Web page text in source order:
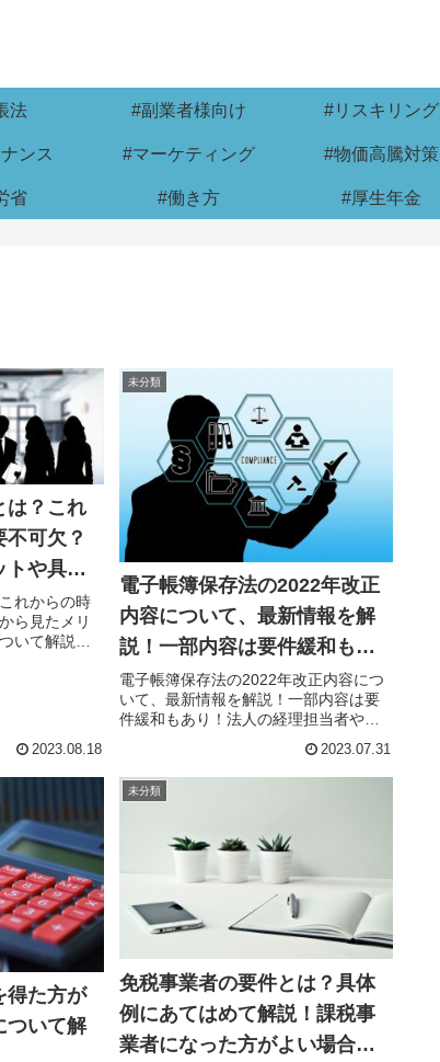
法 #副業者様向け #リスキリング
ンス #マーケティング #物価高騰対策
省 #働き方 #厚生年金
は？これ
可欠？
トや具体
解説！
れからの時
ら見たメリ
いて解説！
2023.08.18
未分類
電子帳簿保存法の2022年改正
内容について、最新情報を解
説！一部内容は要件緩和もあ
り！
電子帳簿保存法の2022年改正内容につ
いて、最新情報を解説！一部内容は要
件緩和もあり！法人の経理担当者や個
と並び、ここ数年で最も注目している
法改正といえば、2022年から施行され
た改正版の電子帳簿保存法です...
2023.07.31
得た方が
ついて解
未分類
免税事業者の要件とは？具体
例にあてはめて解説！課税事
業者になった方がよい場合も